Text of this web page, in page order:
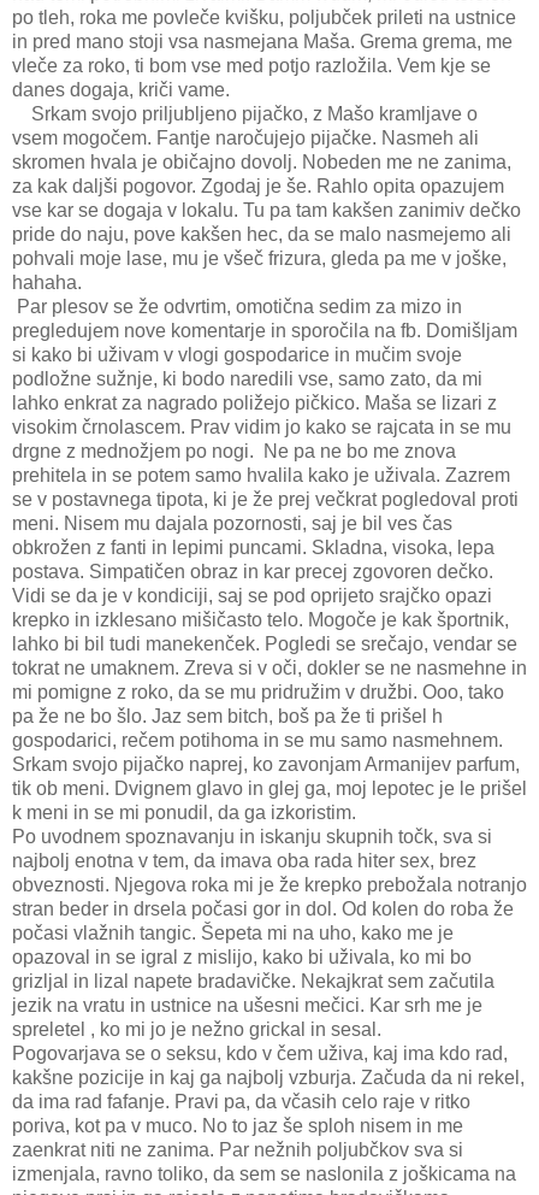
po tleh, roka me povleče kvišku, poljubček prileti na ustnice
in pred mano stoji vsa nasmejana Maša. Grema grema, me
vleče za roko, ti bom vse med potjo razložila. Vem kje se
danes dogaja, kriči vame.
Srkam svojo priljubljeno pijačko, z Mašo kramljave o
vsem mogočem. Fantje naročujejo pijačke. Nasmeh ali
skromen hvala je običajno dovolj. Nobeden me ne zanima,
za kak daljši pogovor. Zgodaj je še. Rahlo opita opazujem
vse kar se dogaja v lokalu. Tu pa tam kakšen zanimiv dečko
pride do naju, pove kakšen hec, da se malo nasmejemo ali
pohvali moje lase, mu je všeč frizura, gleda pa me v joške,
hahaha.
Par plesov se že odvrtim, omotična sedim za mizo in
pregledujem nove komentarje in sporočila na fb. Domišljam
si kako bi uživam v vlogi gospodarice in mučim svoje
podložne sužnje, ki bodo naredili vse, samo zato, da mi
lahko enkrat za nagrado poližejo pičkico. Maša se lizari z
visokim črnolascem. Prav vidim jo kako se rajcata in se mu
drgne z mednožjem po nogi.
Ne pa ne bo me znova
prehitela in se potem samo hvalila kako je uživala. Zazrem
se v postavnega tipota, ki je že prej večkrat pogledoval proti
meni. Nisem mu dajala pozornosti, saj je bil ves čas
obkrožen z fanti in lepimi puncami. Skladna, visoka, lepa
postava. Simpatičen obraz in kar precej zgovoren dečko.
Vidi se da je v kondiciji, saj se pod oprijeto srajčko opazi
krepko in izklesano mišičasto telo. Mogoče je kak športnik,
lahko bi bil tudi manekenček. Pogledi se srečajo, vendar se
tokrat ne umaknem. Zreva si v oči, dokler se ne nasmehne in
mi pomigne z roko, da se mu pridružim v družbi. Ooo, tako
pa že ne bo šlo. Jaz sem bitch, boš pa že ti prišel h
gospodarici, rečem potihoma in se mu samo nasmehnem.
Srkam svojo pijačko naprej, ko zavonjam Armanijev parfum,
tik ob meni. Dvignem glavo in glej ga, moj lepotec je le prišel
k meni in se mi ponudil, da ga izkoristim.
Po uvodnem spoznavanju in iskanju skupnih točk, sva si
najbolj enotna v tem, da imava oba rada hiter sex, brez
obveznosti. Njegova roka mi je že krepko prebožala notranjo
stran beder in drsela počasi gor in dol. Od kolen do roba že
počasi vlažnih tangic. Šepeta mi na uho, kako me je
opazoval in se igral z mislijo, kako bi uživala, ko mi bo
grizljal in lizal napete bradavičke. Nekajkrat sem začutila
jezik na vratu in ustnice na ušesni mečici. Kar srh me je
spreletel , ko mi jo je nežno grickal in sesal.
Pogovarjava se o seksu, kdo v čem uživa, kaj ima kdo rad,
kakšne pozicije in kaj ga najbolj vzburja. Začuda da ni rekel,
da ima rad fafanje. Pravi pa, da včasih celo raje v ritko
poriva, kot pa v muco. No to jaz še sploh nisem in me
zaenkrat niti ne zanima. Par nežnih poljubčkov sva si
izmenjala, ravno toliko, da sem se naslonila z joškicama na